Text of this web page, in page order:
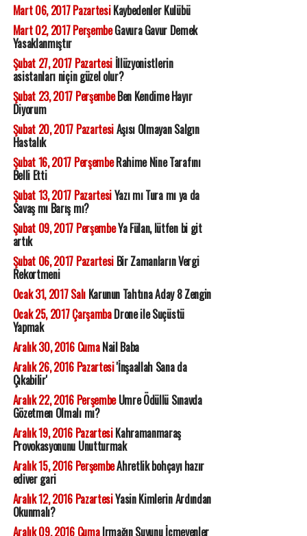
Mart 06, 2017 PazartesiKaybedenler Kulübü
Mart 02, 2017 PerşembeGavura Gavur Demek
Yasaklanmıştır
Şubat 27, 2017 Pazartesiİllüzyonistlerin
asistanları niçin güzel olur?
Şubat 23, 2017 PerşembeBen Kendime Hayır
Diyorum
Şubat 20, 2017 PazartesiAşısı Olmayan Salgın
Hastalık
Şubat 16, 2017 PerşembeRahime Nine Tarafını
Belli Etti
Şubat 13, 2017 PazartesiYazı mı Tura mı ya da
Savaş mı Barış mı?
Şubat 09, 2017 PerşembeYa Fülan, lütfen bi git
artık
Şubat 06, 2017 PazartesiBir Zamanların Vergi
Rekortmeni
Ocak 31, 2017 SalıKarunun Tahtına Aday 8 Zengin
Ocak 25, 2017 ÇarşambaDrone ile Suçüstü
Yapmak
Aralık 30, 2016 CumaNail Baba
Aralık 26, 2016 Pazartesi'İnşaallah Sana da
Çıkabilir'
Aralık 22, 2016 PerşembeUmre Ödüllü Sınavda
Gözetmen Olmalı mı?
Aralık 19, 2016 PazartesiKahramanmaraş
Provokasyonunu Unutturmak
Aralık 15, 2016 PerşembeAhretlik bohçayı hazır
ediver gari
Aralık 12, 2016 PazartesiYasin Kimlerin Ardından
Okunmalı?
Aralık 09, 2016 CumaIrmağın Suyunu İçmeyenler